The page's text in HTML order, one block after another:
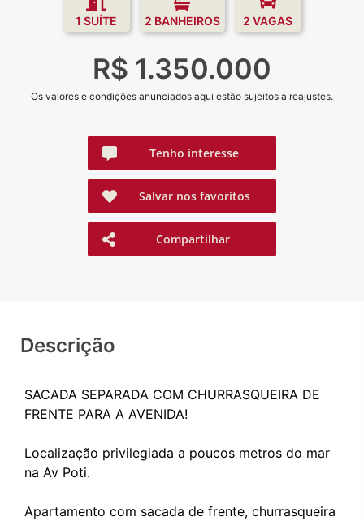
1 SUÍTE 2 BANHEIROS 2 VAGAS
R$ 1.350.000
Os valores e condições anunciados aqui estão sujeitos a reajustes.
Tenho interesse
Salvar nos favoritos
Compartilhar
Descrição
SACADA SEPARADA COM CHURRASQUEIRA DE
FRENTE PARA A AVENIDA!
Localização privilegiada a poucos metros do mar
na Av Poti.
Apartamento com sacada de frente, churrasqueira